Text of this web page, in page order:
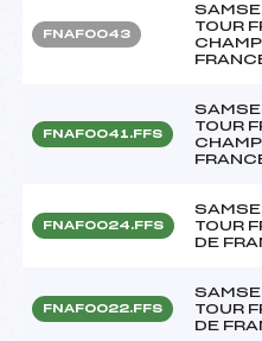
FNAF0043
TOUR
FNAF0041.FFS
TOUR
FNAF0024.FFS
TOUR
DE
FNAF0022.FFS
TOUR
DE